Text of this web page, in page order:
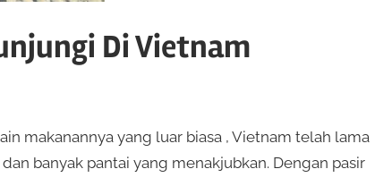
Di Vietnam
makanannya yang luar biasa , Vietnam telah lama
banyak pantai yang menakjubkan. Dengan pasir